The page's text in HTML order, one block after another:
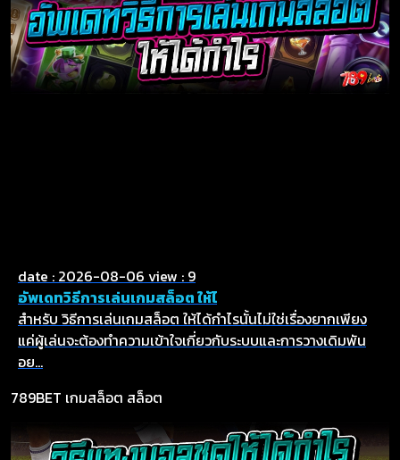
date : 2026-08-06 view : 9
อัพเดทวิธีการเล่นเกมสล็อต ให้ไ
สำหรับ วิธีการเล่นเกมสล็อต ให้ได้กำไรนั้นไม่ใช่เรื่องยากเพียง
แค่ผู้เล่นจะต้องทำความเข้าใจเกี่ยวกับระบบและการวางเดิมพัน
อย...
789BET เกมสล็อต สล็อต